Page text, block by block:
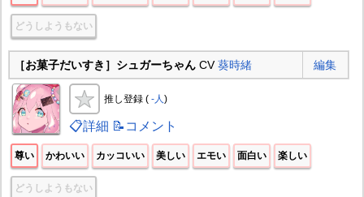
どうしようもない
［お菓子だいすき］シュガーちゃんCV葵時緒 編集
推し登録 ( -人)
📋詳細 📝コメント
尊い かわいい カッコいい 美しい エモい 面白い 楽しい
どうしようもない